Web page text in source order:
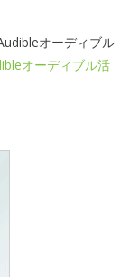
オーディブル
オーディブル活